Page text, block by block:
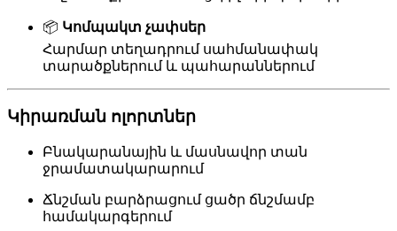
📦 Կոմպակտ չափսեր
Հարմար տեղադրում սահմանափակ
տարածքներում և պահարաններում
Կիրառման ոլորտներ
Բնակարանային և մասնավոր տան
ջրամատակարարում
Ճնշման բարձրացում ցածր ճնշմամբ
համակարգերում